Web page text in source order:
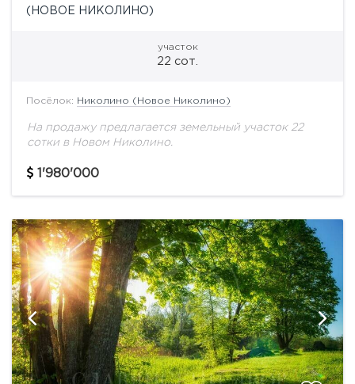
(НОВОЕ НИКОЛИНО)
участок
22 сот.
Посёлок: Николино (Новое Николино)
На продажу предлагается земельный участок 22
сотки в Новом Николино.
1'980'000